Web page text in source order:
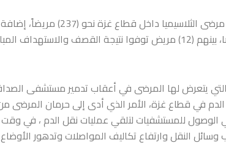
يتعرض لها المرضى في أعقاب تدمير مستشفى
في قطاع غزة، الأمر الذي أدى إلى حرمان
الوصول للمستشفيات لتلقي عمليات نقل الدم ، في
النقل وارتفاع تكاليف المواصلات وتدهور الأوضاع